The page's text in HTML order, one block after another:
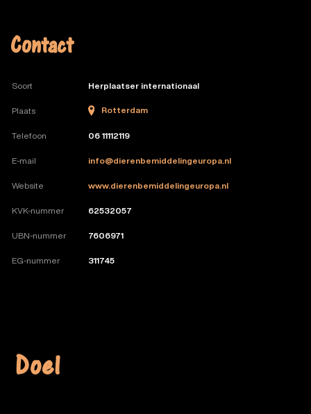
Contact
Soort Herplaatser internationaal
Plaats Rotterdam
Telefoon 06 11112119
E-mail info@dierenbemiddelingeuropa.nl
Website www.dierenbemiddelingeuropa.nl
KVK-nummer 62532057
UBN-nummer 7606971
EG-nummer 311745
Doel